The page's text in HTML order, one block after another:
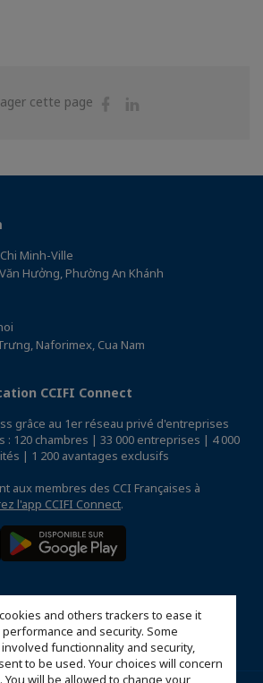
and others trackers to ease it
and security. Some
functionnality and security,
to be used. Your choices will concern
will be allowed to change your
cette page
Partager
Minh-Ville
Hưởng, Phường An Khánh
Naforimex, Cua Nam
CCIFI Connect
grâce au 1er réseau privé d'entreprises
: 120 chambres | 33 000 entreprises | 4 000
| 1 200 avantages exclusifs
aux membres des CCI Françaises à
l'app CCIFI Connect.